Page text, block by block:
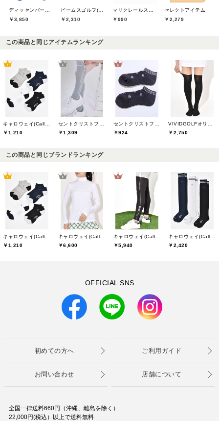
ディッセンバーメイ(DECEMBERMAY)
￥3,850
ビームスゴルフ(BEAMS GOLF)
￥2,310
マリクレールスポール(marie claire sport)
￥990
セレクトアイテム
￥2,279
この商品と同じアイテムランキング
キャロウェイ(Callaway)
￥1,210
セントクリストファーゴルフ(St.ChristopherGolf)
￥1,309
セントクリストファーゴルフ(St.ChristopherGolf)
￥924
VIVIDGOLFオリジナル
￥2,750
この商品と同じブランドランキング
￥1,210
￥6,600
￥5,940
￥2,420
OFFICIAL SNS
初めての方へ ご利用ガイド
お問い合わせ 店舗について
全国一律送料660円（沖縄、離島を除く）
22,000円(税込）以上で送料無料